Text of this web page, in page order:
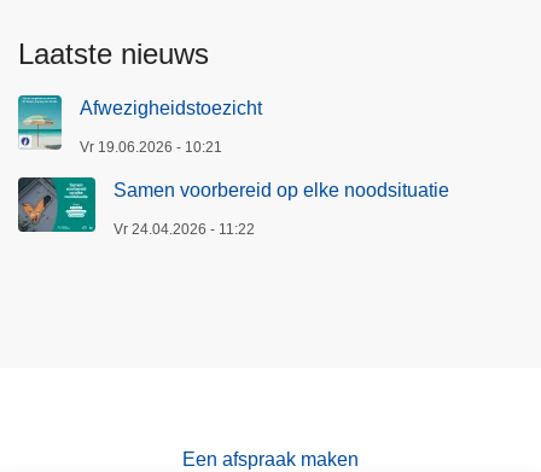
Laatste nieuws
Afwezigheidstoezicht
Vr 19.06.2026 - 10:21
Samen voorbereid op elke noodsituatie
Vr 24.04.2026 - 11:22
Een afspraak maken